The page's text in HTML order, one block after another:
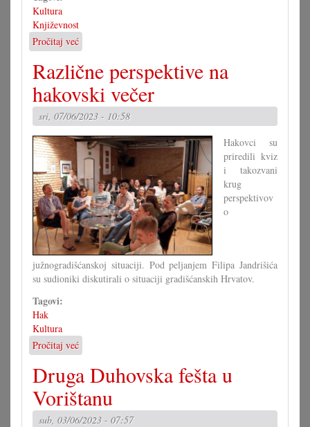
Kultura
Književnost
Pročitaj već
Uspješno
prvo
izdanje
Literakuge
Različne perspektive na
hakovski večer
sri, 07/06/2023 - 10:58
Hakovci su
priredili kviz
i takozvani
krug
perspektivov
o
južnogradišćanskoj situaciji. Pod peljanjem Filipa Jandrišića
su sudioniki diskutirali o situaciji gradišćanskih Hrvatov.
Tagovi:
Hak
Kultura
Pročitaj već
Različne
perspektive
na
hakovski
večer
Druga Duhovska fešta u
Vorištanu
sub, 03/06/2023 - 07:57